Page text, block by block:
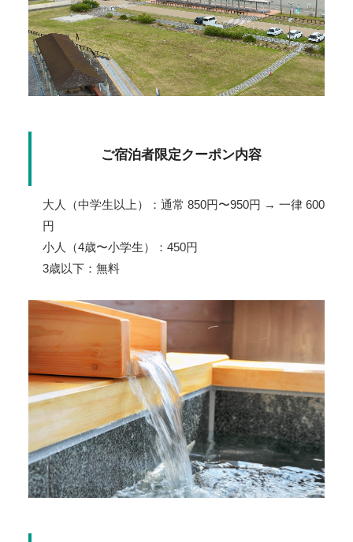
ご宿泊者限定クーポン内容
大人（中学生以上）：通常 850円〜950円 → 一律 600
円
小人（4歳〜小学生）：450円
3歳以下：無料